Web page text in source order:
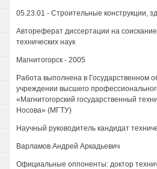
05.23.01 - Строительные конструкции,
Автореферат диссертации на
технических наук
Магнитогорск - 2005
Работа выполнена в Государственном
учреждении высшего
«Магнитогорский государственный
Носова» (МГТУ)
Научный руководитель кандидат
Варламов Андрей Аркадьевич
Официальные оппоненты: доктор